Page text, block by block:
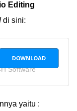
Editing
di sini:
10.19
Software
DOWNLOAD
yaitu :